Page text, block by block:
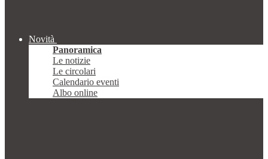
Novità
Panoramica
Le notizie
Le circolari
Calendario eventi
Albo online